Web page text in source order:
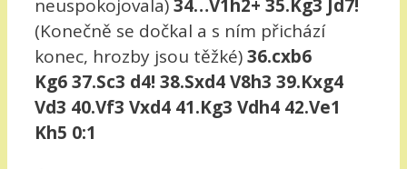
neuspokojovala)34…V1h2+ 35.Kg3 Jd7!
(Konečně se dočkal a s ním přichází
konec, hrozby jsou těžké)36.cxb6
Kg6 37.Sc3 d4! 38.Sxd4 V8h3 39.Kxg4
Vd3 40.Vf3 Vxd4 41.Kg3 Vdh4 42.Ve1
Kh5 0:1